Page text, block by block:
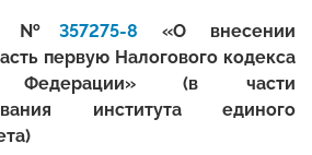
№ 357275-8 «О внесении
первую Налогового кодекса
Федерации» (в части
института единого